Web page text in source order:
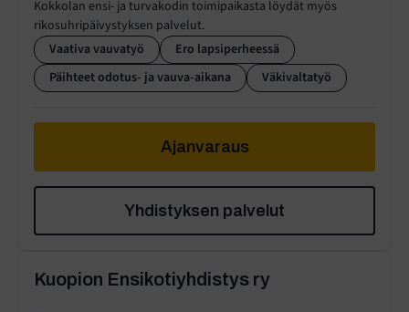
Kokkolan ensi- ja turvakodin toimipaikasta löydät myös
rikosuhripäivystyksen palvelut.
Vaativa vauvatyö
Ero lapsiperheessä
Päihteet odotus- ja vauva-aikana
Väkivaltatyö
Ajanvaraus
Yhdistyksen palvelut
Kuopion Ensikotiyhdistys ry